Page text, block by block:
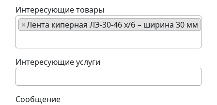
Интересующие товары
×Лента киперная ЛЭ-30-46 х/б – ширина 30 мм
Интересующие услуги
Сообщение